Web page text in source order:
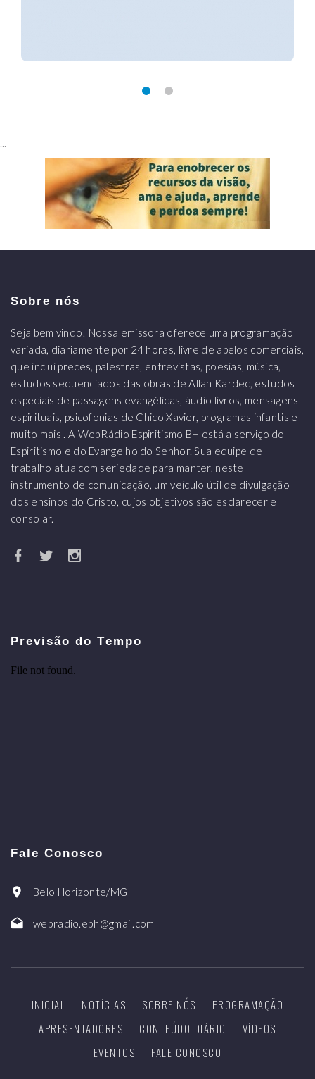
...
Sobre nós
Seja bem vindo! Nossa emissora oferece uma programação
variada, diariamente por 24 horas, livre de apelos comerciais,
que inclui preces, palestras, entrevistas, poesias, música,
estudos sequenciados das obras de Allan Kardec, estudos
especiais de passagens evangélicas, áudio livros, mensagens
espirituais, psicofonias de Chico Xavier, programas infantis e
muito mais . A WebRádio Espiritismo BH está a serviço do
Espiritismo e do Evangelho do Senhor. Sua equipe de
trabalho atua com seriedade para manter, neste
instrumento de comunicação, um veículo útil de divulgação
dos ensinos do Cristo, cujos objetivos são esclarecer e
consolar.
Previsão do Tempo
Fale Conosco
Belo Horizonte/MG
webradio.ebh@gmail.com
INICIAL NOTÍCIAS SOBRE NÓS
PROGRAMAÇÃO
APRESENTADORES
CONTEÚDO DIÁRIO
VÍDEOS
EVENTOS
FALE CONOSCO